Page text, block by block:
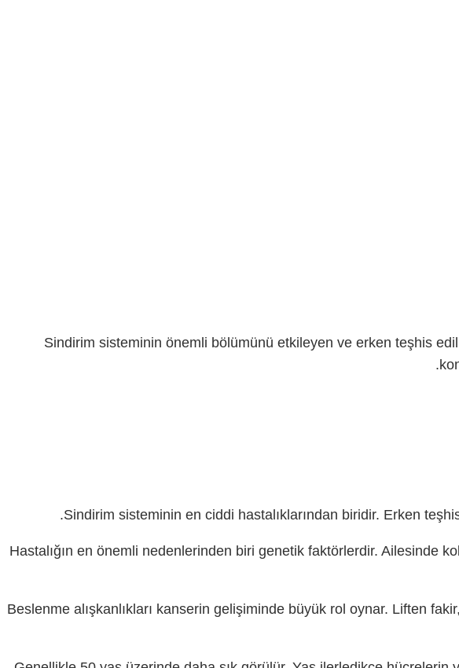
Sindirim sisteminin önemli bölümünü etkileyen ve erken teşhis
Sindirim sisteminin en ciddi hastalıklarından biridir. Erken
Hastalığın en önemli nedenlerinden biri genetik faktörlerdir. Ailesinde
Beslenme alışkanlıkları kanserin gelişiminde büyük rol oynar. Liften